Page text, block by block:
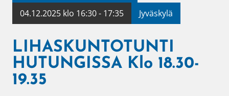
04.12.2025 klo 16:30 - 17:35
Jyväskylä
LIHASKUNTOTUNTI
HUTUNGISSA Klo 18.30-
19.35